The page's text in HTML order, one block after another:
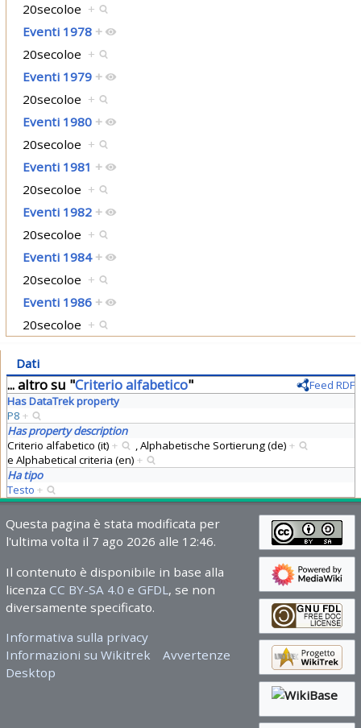
20secoloe +
Eventi 1978 +
20secoloe +
Eventi 1979 +
20secoloe +
Eventi 1980 +
20secoloe +
Eventi 1981 +
20secoloe +
Eventi 1982 +
20secoloe +
Eventi 1984 +
20secoloe +
Eventi 1986 +
20secoloe +
Dati
... altro su "Criterio alfabetico"
Feed RDF
Has DataTrek property
P8 +
Has property description
Criterio alfabetico (it) + ,Alphabetische Sortierung (de) +
e Alphabetical criteria (en) +
Ha tipo
Testo +
Questa pagina è stata modificata per
l'ultima volta il 7 ago 2026 alle 12:46.
Il contenuto è disponibile in base alla
licenza CC BY-SA 4.0 e GFDL , se non
diversamente specificato.
Informativa sulla privacy
Informazioni su Wikitrek
Avvertenze
Desktop